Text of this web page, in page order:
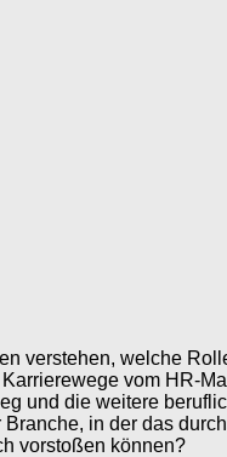
verstehen, welche
vom HR-
und die weitere
in der das
vorstoßen können?